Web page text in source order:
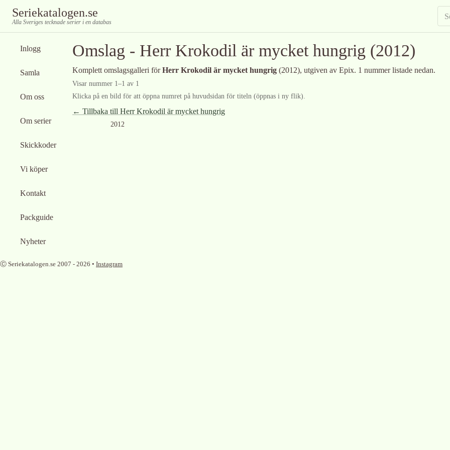
Seriekatalogen.se
Alla Sveriges tecknade serier i en databas
Inlogg
Samla
Om oss
Om serier
Skickkoder
Vi köper
Kontakt
Packguide
Nyheter
Omslag - Herr Krokodil är mycket hungrig (2012)
Komplett omslagsgalleri förHerr Krokodil är mycket hungrig (2012), utgiven av Epix. 1 nummer listade nedan.
Visar nummer 1–1 av 1
Klicka på en bild för att öppna numret på huvudsidan för titeln (öppnas i ny flik).
← Tillbaka till Herr Krokodil är mycket hungrig
Ingen bild tillgänglig
2012
Ⓒ Seriekatalogen.se 2007 - 2026 • Instagram